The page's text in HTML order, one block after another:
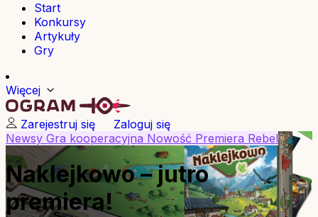
Start
Konkursy
Artykuły
Gry
Więcej
Zarejestruj się
Zaloguj się
Newsy Gra kooperacyjna Nowość Premiera Rebel
Naklejkowo – jutro
premiera!